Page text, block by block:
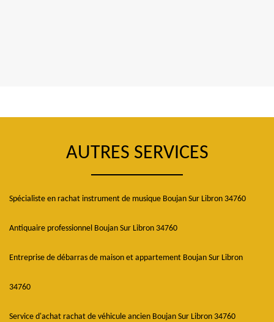
AUTRES SERVICES
Spécialiste en rachat instrument de musique Boujan Sur Libron 34760
Antiquaire professionnel Boujan Sur Libron 34760
Entreprise de débarras de maison et appartement Boujan Sur Libron
34760
Service d'achat rachat de véhicule ancien Boujan Sur Libron 34760